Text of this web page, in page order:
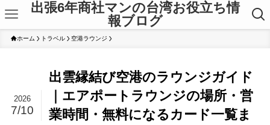
出張6年商社マンの台湾お役立ち情
報ブログ
ホーム トラベル 空港ラウンジ
出雲縁結び空港のラウンジガイド
｜エアポートラウンジの場所・営
業時間・無料になるカード一覧ま
2026
7/10